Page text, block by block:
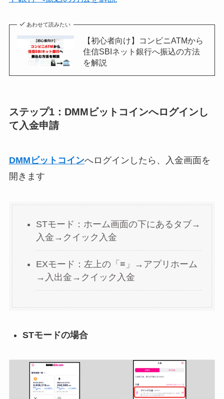
あわせて読みたい
【初心者向け】コンビニATMから
住信SBIネット銀行へ振込の方法
を解説
ステップ1：DMMビットコインへログインし
て入金申請
DMMビットコインへログインしたら、入金画面を
開きます
STモード：ホーム画面の下にあるタブ→
入金→クイック入金
EXモード：左上の「≡」→アプリホーム
→入出金→クイック入金
STモードの場合